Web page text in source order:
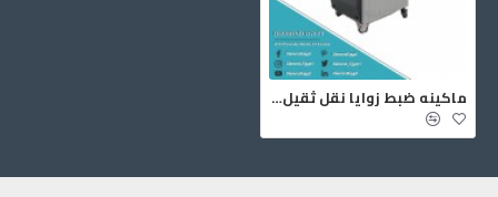
ماكينه ضبط زوايا نقل ثقيل ART-86TWS